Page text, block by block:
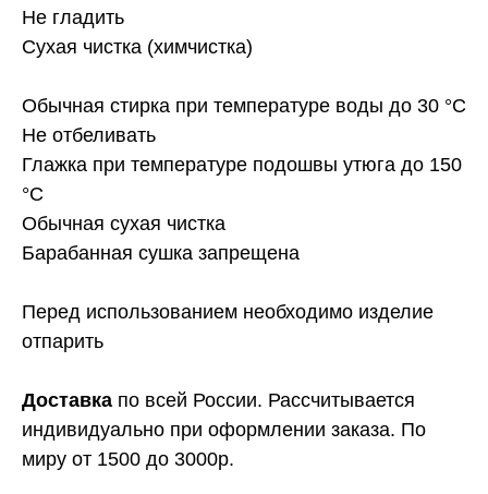
Не гладить
Сухая чистка (химчистка)
Обычная стирка при температуре воды до 30 °C
Не отбеливать
Глажка при температуре подошвы утюга до 150
°C
Обычная сухая чистка
Барабанная сушка запрещена
Перед использованием необходимо изделие
отпарить
Доставка по всей России. Рассчитывается
индивидуально при оформлении заказа. По
миру от 1500 до 3000р.